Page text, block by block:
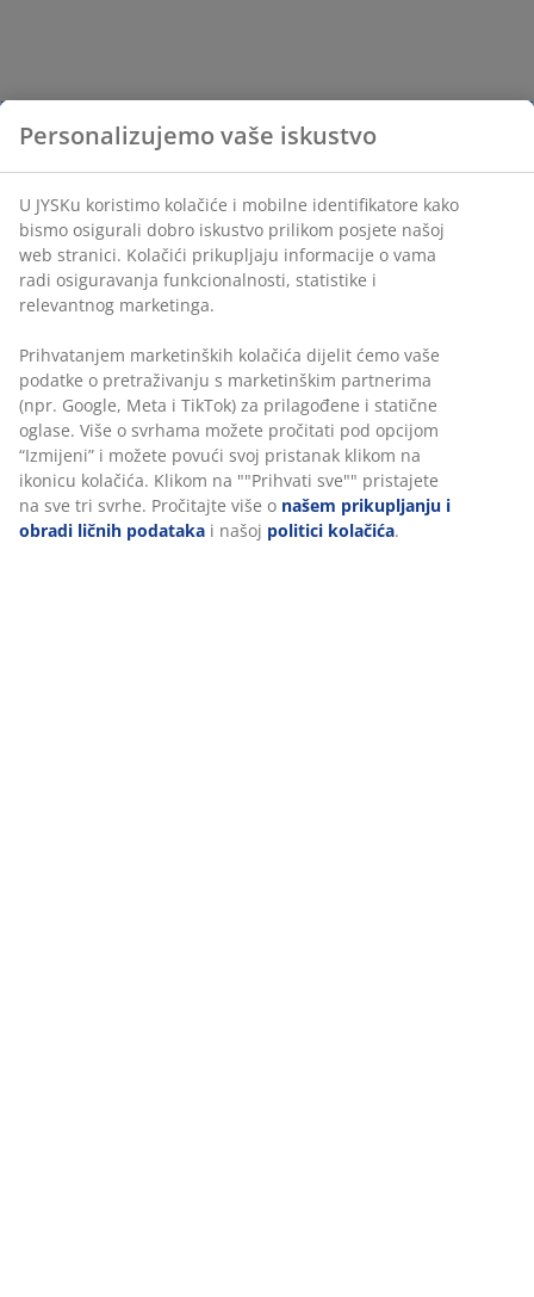
Personalizujemo vaše iskustvo
U JYSKu koristimo kolačiće i mobilne identifikatore kako
bismo osigurali dobro iskustvo prilikom posjete našoj
web stranici. Kolačići prikupljaju informacije o vama
radi osiguravanja funkcionalnosti, statistike i
relevantnog marketinga.
Prihvatanjem marketinških kolačića dijelit ćemo vaše
podatke o pretraživanju s marketinškim partnerima
(npr. Google, Meta i TikTok) za prilagođene i statične
oglase. Više o svrhama možete pročitati pod opcijom
“Izmijeni” i možete povući svoj pristanak klikom na
ikonicu kolačića. Klikom na ""Prihvati sve"" pristajete
na sve tri svrhe. Pročitajte više o našem prikupljanju i
obradi ličnih podataka i našoj politici kolačića.